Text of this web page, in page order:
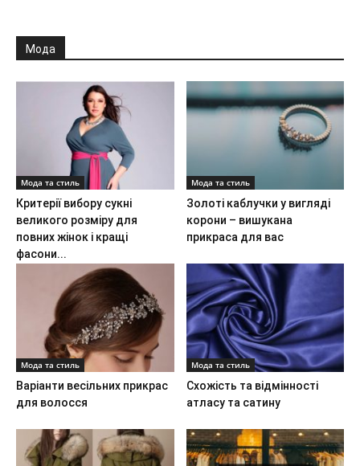
Мода
Мода та стиль
Критерії вибору сукні
великого розміру для
повних жінок і кращі
фасони...
Мода та стиль
Золоті каблучки у вигляді
корони – вишукана
прикраса для вас
Мода та стиль
Варіанти весільних прикрас
для волосся
Мода та стиль
Схожість та відмінності
атласу та сатину